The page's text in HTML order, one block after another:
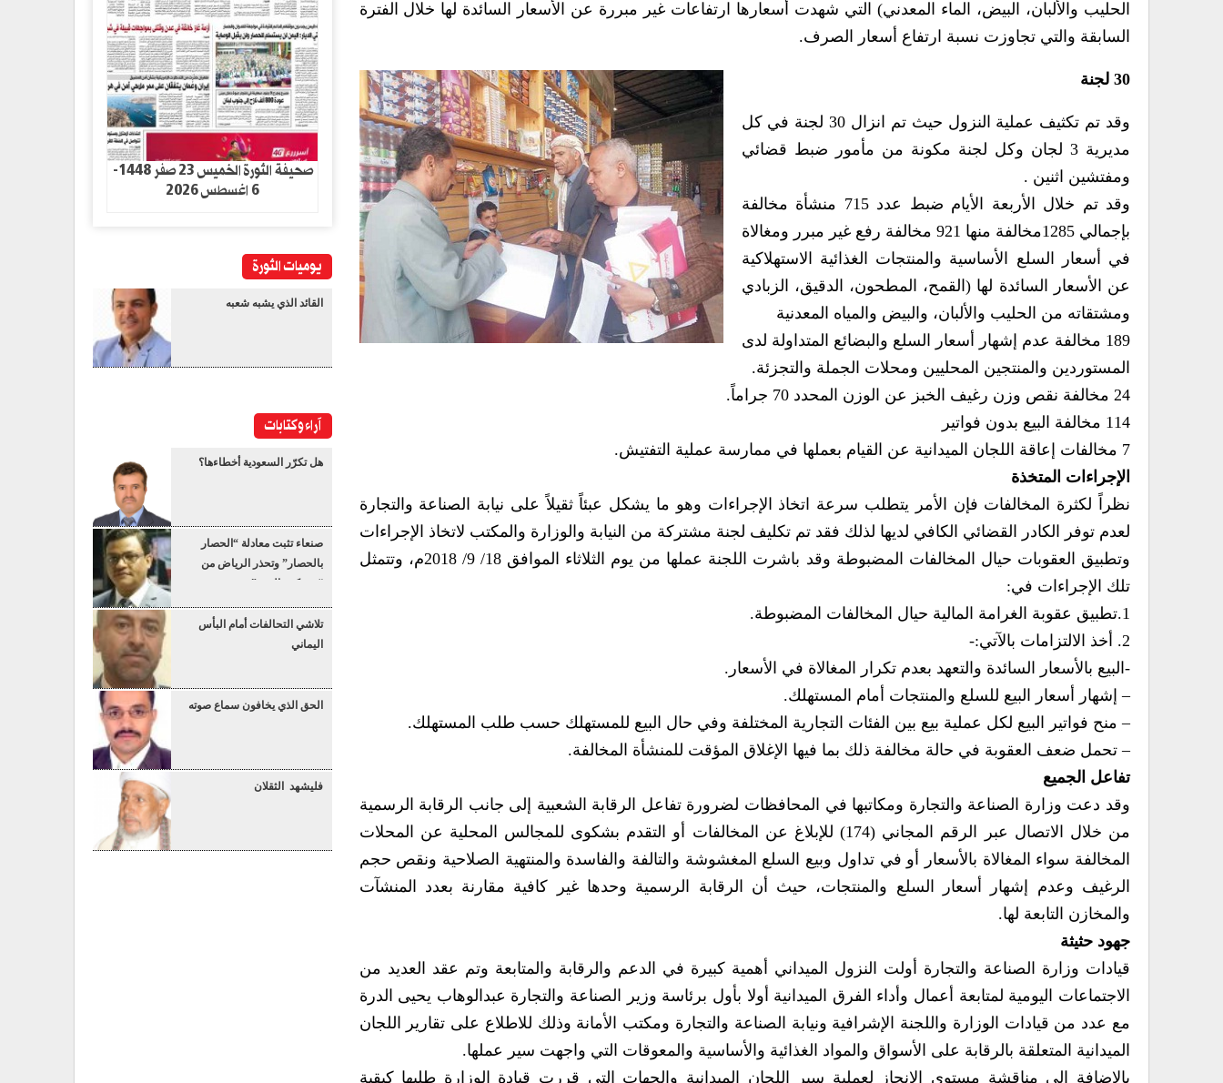
الحليب والألبان، البيض، الماء المعدني) التي شهدت أسعارها ارتفاعات غير مبررة عن الأسعار السائدة لها خلال الفترة
السابقة والتي تجاوزت نسبة ارتفاع أسعار الصرف.
30 لجنة
وقد تم تكثيف عملية النزول حيث تم انزال 30 لجنة في كل
مديرية 3 لجان وكل لجنة مكونة من مأمور ضبط قضائي
ومفتشين اثنين .
وقد تم خلال الأربعة الأيام ضبط عدد 715 منشأة مخالفة
بإجمالي 1285مخالفة منها 921 مخالفة رفع غير مبرر ومغالاة
في أسعار السلع الأساسية والمنتجات الغذائية الاستهلاكية
عن الأسعار السائدة لها (القمح، المطحون، الدقيق، الزبادي
ومشتقاته من الحليب والألبان، والبيض والمياه المعدنية
189 مخالفة عدم إشهار أسعار السلع والبضائع المتداولة لدى
المستوردين والمنتجين المحليين ومحلات الجملة والتجزئة.
24 مخالفة نقص وزن رغيف الخبز عن الوزن المحدد 70 جراماً.
114 مخالفة البيع بدون فواتير
7 مخالفات إعاقة اللجان الميدانية عن القيام بعملها في ممارسة عملية التفتيش.
الإجراءات المتخذة
نظراً لكثرة المخالفات فإن الأمر يتطلب سرعة اتخاذ الإجراءات وهو ما يشكل عبئاً ثقيلاً على نيابة الصناعة والتجارة
لعدم توفر الكادر القضائي الكافي لديها لذلك فقد تم تكليف لجنة مشتركة من النيابة والوزارة والمكتب لاتخاذ الإجراءات
وتطبيق العقوبات حيال المخالفات المضبوطة وقد باشرت اللجنة عملها من يوم الثلاثاء الموافق 18/ 9/ 2018م، وتتمثل
تلك الإجراءات في:
1.تطبيق عقوبة الغرامة المالية حيال المخالفات المضبوطة.
2. أخذ الالتزامات بالآتي:-
-البيع بالأسعار السائدة والتعهد بعدم تكرار المغالاة في الأسعار.
– إشهار أسعار البيع للسلع والمنتجات أمام المستهلك.
– منح فواتير البيع لكل عملية بيع بين الفئات التجارية المختلفة وفي حال البيع للمستهلك حسب طلب المستهلك.
– تحمل ضعف العقوبة في حالة مخالفة ذلك بما فيها الإغلاق المؤقت للمنشأة المخالفة.
تفاعل الجميع
وقد دعت وزارة الصناعة والتجارة ومكاتبها في المحافظات لضرورة تفاعل الرقابة الشعبية إلى جانب الرقابة الرسمية
من خلال الاتصال عبر الرقم المجاني (174) للإبلاغ عن المخالفات أو التقدم بشكوى للمجالس المحلية عن المحلات
المخالفة سواء المغالاة بالأسعار أو في تداول وبيع السلع المغشوشة والتالفة والفاسدة والمنتهية الصلاحية ونقص حجم
الرغيف وعدم إشهار أسعار السلع والمنتجات، حيث أن الرقابة الرسمية وحدها غير كافية مقارنة بعدد المنشآت
والمخازن التابعة لها.
جهود حثيثة
قيادات وزارة الصناعة والتجارة أولت النزول الميداني أهمية كبيرة في الدعم والرقابة والمتابعة وتم عقد العديد من
الاجتماعات اليومية لمتابعة أعمال وأداء الفرق الميدانية أولا بأول برئاسة وزير الصناعة والتجارة عبدالوهاب يحيى الدرة
مع عدد من قيادات الوزارة واللجنة الإشرافية ونيابة الصناعة والتجارة ومكتب الأمانة وذلك للاطلاع على تقارير اللجان
الميدانية المتعلقة بالرقابة على الأسواق والمواد الغذائية والأساسية والمعوقات التي واجهت سير عملها.
بالإضافة إلى مناقشة مستوى الإنجاز لعملية سير اللجان الميدانية والجهات التي قررت قيادة الوزارة طلبها كبقية
صحيفة الثورة الخميس 23 صفر 1448-
6 اغسطس 2026
يوميات الثورة
القائد الذي يشبه شعبه
آراء وكتابات
هل تكرّر السعودية أخطاءها؟
صنعاء تثبت معادلة “الحصار
بالحصار” وتحذر الرياض من
“عسكرة البحر”
تلاشي التحالفات أمام البأس
اليماني
الحق الذي يخافون سماع صوته
فليشهد الثقلان